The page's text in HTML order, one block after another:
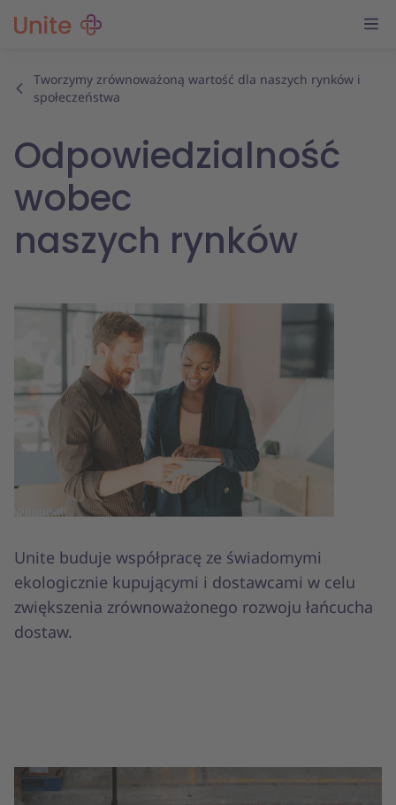
Tworzymy zrównoważoną wartość dla naszych rynków i
społeczeństwa
Odpowiedzialność
wobec
naszych rynków
Unite buduje współpracę ze świadomymi
ekologicznie kupującymi i dostawcami w celu
zwiększenia zrównoważonego rozwoju łańcucha
dostaw.